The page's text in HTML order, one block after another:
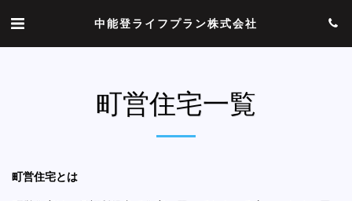
中能登ライフプラン株式会社
町営住宅一覧
町営住宅とは